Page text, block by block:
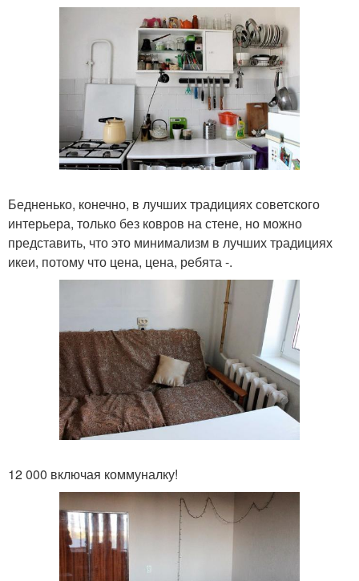
Бедненько, конечно, в лучших традициях советского
интерьера, только без ковров на стене, но можно
представить, что это минимализм в лучших традициях
икеи, потому что цена, цена, ребята -.
12 000 включая коммуналку!